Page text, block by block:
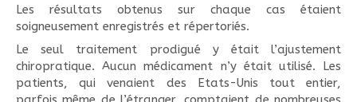
Les résultats obtenus sur chaque cas étaient
soigneusement enregistrés et répertoriés.
Le seul traitement prodigué y était l’ajustement
chiropratique. Aucun médicament n’y était utilisé. Les
patients, qui venaient des Etats-Unis tout entier,